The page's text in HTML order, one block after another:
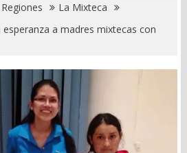
Regiones
La Mixteca
a madres mixtecas con